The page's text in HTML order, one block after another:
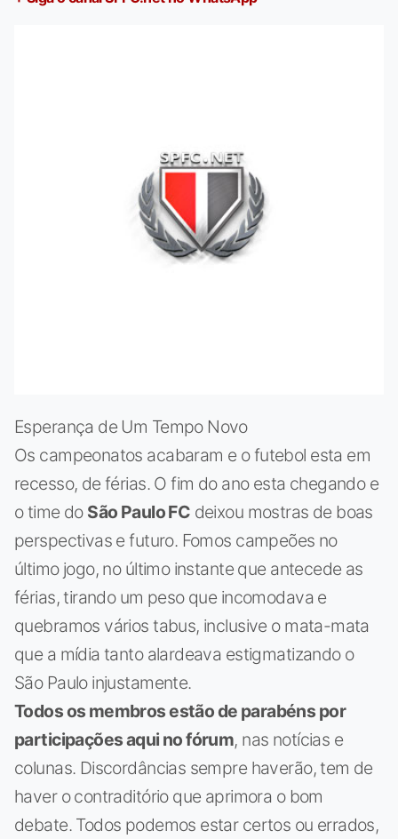
Esperança de Um Tempo Novo
Os campeonatos acabaram e o futebol esta em
recesso, de férias. O fim do ano esta chegando e
o time do São Paulo FC deixou mostras de boas
perspectivas e futuro. Fomos campeões no
último jogo, no último instante que antecede as
férias, tirando um peso que incomodava e
quebramos vários tabus, inclusive o mata-mata
que a mídia tanto alardeava estigmatizando o
São Paulo injustamente.
Todos os membros estão de parabéns por
participações aqui no fórum, nas notícias e
colunas. Discordâncias sempre haverão, tem de
haver o contraditório que aprimora o bom
debate. Todos podemos estar certos ou errados,